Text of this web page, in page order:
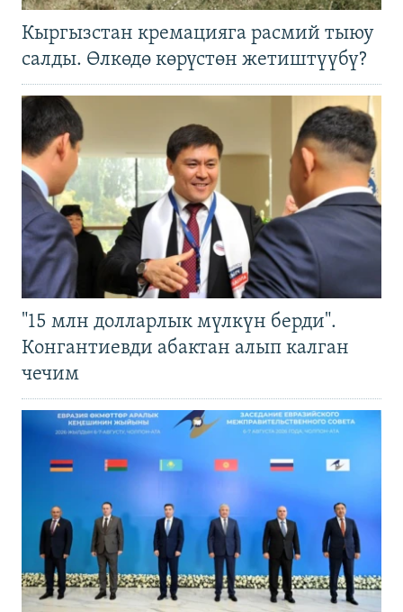
Кыргызстан кремацияга расмий тыюу
салды. Өлкөдө көрүстөн жетиштүүбү?
"15 млн долларлык мүлкүн берди".
Конгантиевди абактан алып калган
чечим